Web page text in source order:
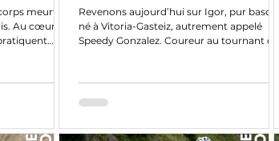
meurtri
Au cœur de
Revenons aujourd’hui sur Igor, pur basque
né à Vitoria-Gasteiz, autrement appelé
Speedy Gonzalez. Coureur au tournant des